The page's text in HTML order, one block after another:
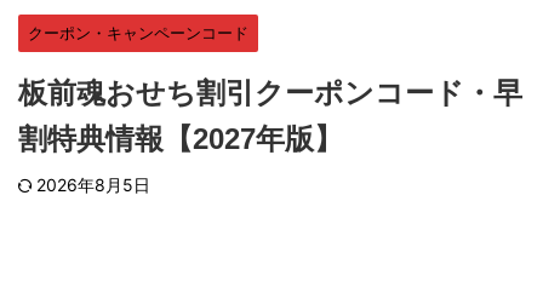
クーポン・キャンペーンコード
板前魂おせち割引クーポンコード・早
割特典情報【2027年版】
2026年8月5日